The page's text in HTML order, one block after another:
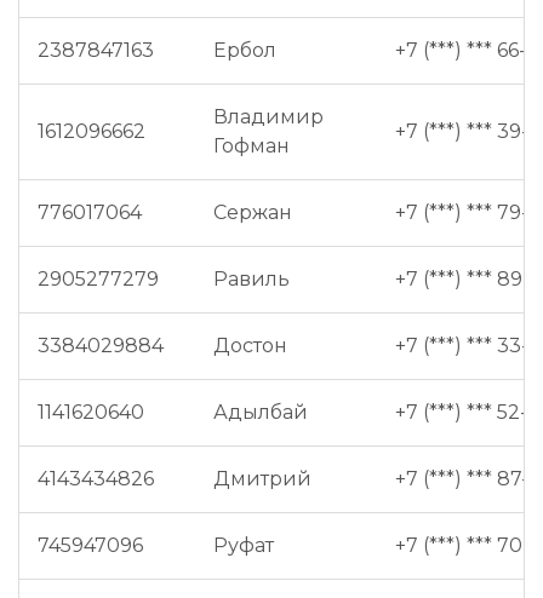
2387847163 Ербол +7 (***) *** 66-
1612096662
Владимир
Гофман
+7 (***) *** 39-
776017064 Сержан +7 (***) *** 79-
2905277279 Равиль +7 (***) *** 89-
3384029884 Достон +7 (***) *** 33-
1141620640 Адылбай +7 (***) *** 52-
4143434826 Дмитрий +7 (***) *** 87-
745947096 Руфат +7 (***) *** 70-